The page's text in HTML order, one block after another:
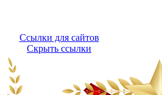
Ссылки для сайтов
Скрыть ссылки